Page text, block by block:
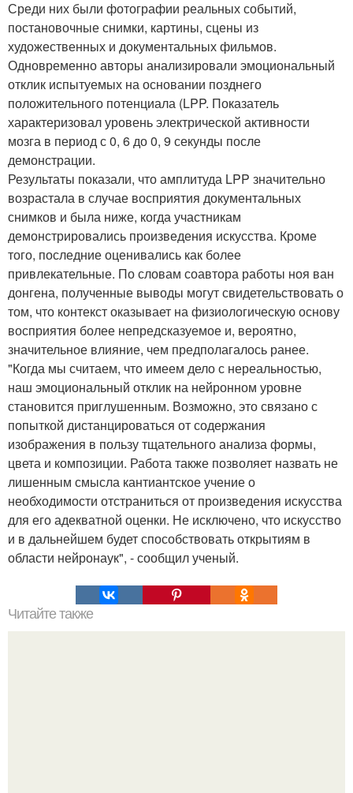
Среди них были фотографии реальных событий,
постановочные снимки, картины, сцены из
художественных и документальных фильмов.
Одновременно авторы анализировали эмоциональный
отклик испытуемых на основании позднего
положительного потенциала (LPP. Показатель
характеризовал уровень электрической активности
мозга в период с 0, 6 до 0, 9 секунды после
демонстрации.
Результаты показали, что амплитуда LPP значительно
возрастала в случае восприятия документальных
снимков и была ниже, когда участникам
демонстрировались произведения искусства. Кроме
того, последние оценивались как более
привлекательные. По словам соавтора работы ноя ван
донгена, полученные выводы могут свидетельствовать о
том, что контекст оказывает на физиологическую основу
восприятия более непредсказуемое и, вероятно,
значительное влияние, чем предполагалось ранее.
"Когда мы считаем, что имеем дело с нереальностью,
наш эмоциональный отклик на нейронном уровне
становится приглушенным. Возможно, это связано с
попыткой дистанцироваться от содержания
изображения в пользу тщательного анализа формы,
цвета и композиции. Работа также позволяет назвать не
лишенным смысла кантиантское учение о
необходимости отстраниться от произведения искусства
для его адекватной оценки. Не исключено, что искусство
и в дальнейшем будет способствовать открытиям в
области нейронаук", - сообщил ученый.
Читайте также